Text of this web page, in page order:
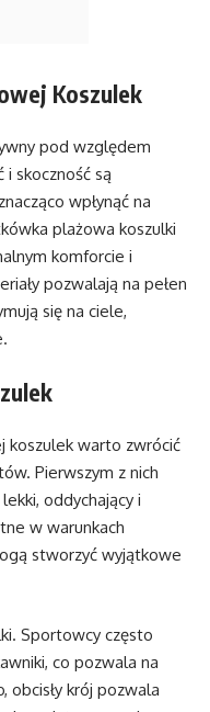
Koszulek
pod względem
i skoczność są
wpłynąć na
plażowa koszulki
komforcie i
pozwalają na pełen
się na ciele,
koszulek warto zwrócić
Pierwszym z nich
oddychający i
w warunkach
stworzyć wyjątkowe
Sportowcy często
co pozwala na
obcisły krój pozwala